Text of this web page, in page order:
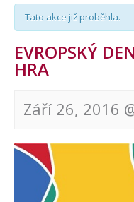
Tato akce již proběhla.
EVROPSKÝ
HRA
Září 26, 2016
Navigace
pro
akce